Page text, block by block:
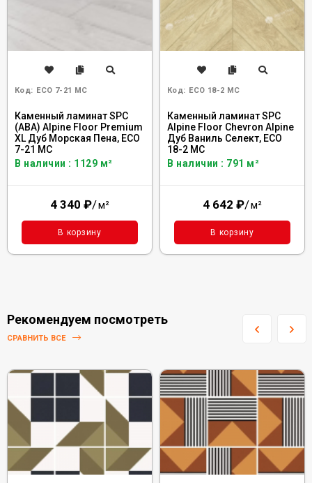
Код: ECO 7-21 MC
Каменный ламинат SPC
(ABA) Alpine Floor Premium
XL Дуб Морская Пена, ECO
7-21 MC
В наличии : 1129 м²
4 340 ₽/м²
В корзину
Код: ECO 18-2 MC
Каменный ламинат SPC
Alpine Floor Chevron Alpine
Дуб Ваниль Селект, ECO
18-2 MC
В наличии : 791 м²
4 642 ₽/м²
В корзину
Рекомендуем посмотреть
СРАВНИТЬ ВСЕ